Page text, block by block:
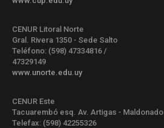
CENUR Litoral Norte
Gral. Rivera 1350 - Sede Salto
Teléfono: (598) 47334816 /
47329149
www.unorte.edu.uy
CENUR Este
Tacuarembó esq. Av. Artigas - Maldonado
Telefax: (598) 42255326